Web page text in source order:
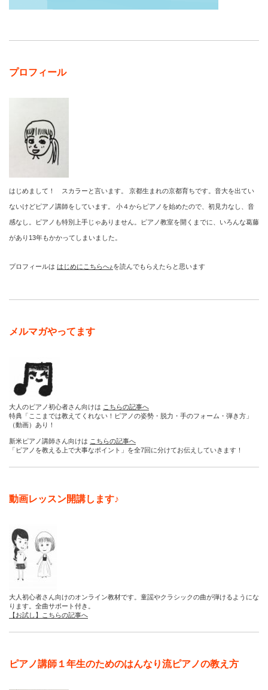
プロフィール
はじめまして！ スカラーと言います。 京都生まれの京都育ちです。音大を出てい
ないけどピアノ講師をしています。 小４からピアノを始めたので、初見力なし、音
感なし。ピアノも特別上手じゃありません。ピアノ教室を開くまでに、いろんな葛藤
があり13年もかかってしまいました。
プロフィールは はじめにこちらへ♪を読んでもらえたらと思います
メルマガやってます
大人のピアノ初心者さん向けは こちらの記事へ
特典「ここまでは教えてくれない！ピアノの姿勢・脱力・手のフォーム・弾き方」
（動画）あり！
新米ピアノ講師さん向けは こちらの記事へ
「ピアノを教える上で大事なポイント」を全7回に分けてお伝えしていきます！
動画レッスン開講します♪
大人初心者さん向けのオンライン教材です。童謡やクラシックの曲が弾けるようにな
ります。全曲サポート付き。
【お試し】こちらの記事へ
ピアノ講師１年生のためのはんなり流ピアノの教え方